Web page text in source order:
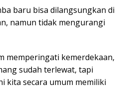
baru bisa dilangsungkan di
namun tidak mengurangi
memperingati kemerdekaan,
sudah terlewat, tapi
kita secara umum memiliki